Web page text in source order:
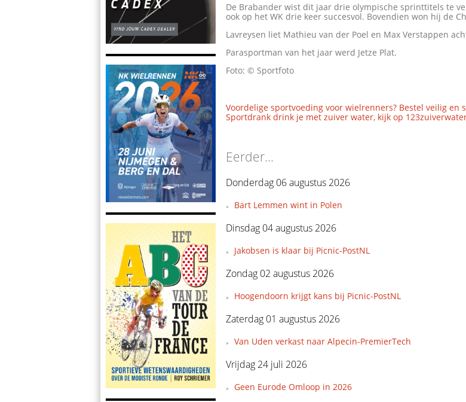
De Brabander wist dit jaar drie olympische sprinttitels te
ook op het WK drie keer succesvol. Bovendien won hij de
Lavreysen liet Mathieu van der Poel en Max Verstappen
Parasportman van het jaar werd Jetze Plat.
Foto: © Sportfoto
Voordelige sportvoeding voor wielrenners? Bestel veilig en
Sportdrank drink je met zuiver water, kijk op
Eerder...
Donderdag 06 augustus 2026
Bart Lemmen wint in Polen
Dinsdag 04 augustus 2026
Jakobsen is klaar bij Picnic-PostNL
Zondag 02 augustus 2026
Hoogendoorn krijgt kans bij Picnic-PostNL
Zaterdag 01 augustus 2026
Van Uden verkast naar Alpecin-PremierTech
Vrijdag 24 juli 2026
Geen Eurode Omloop in 2026